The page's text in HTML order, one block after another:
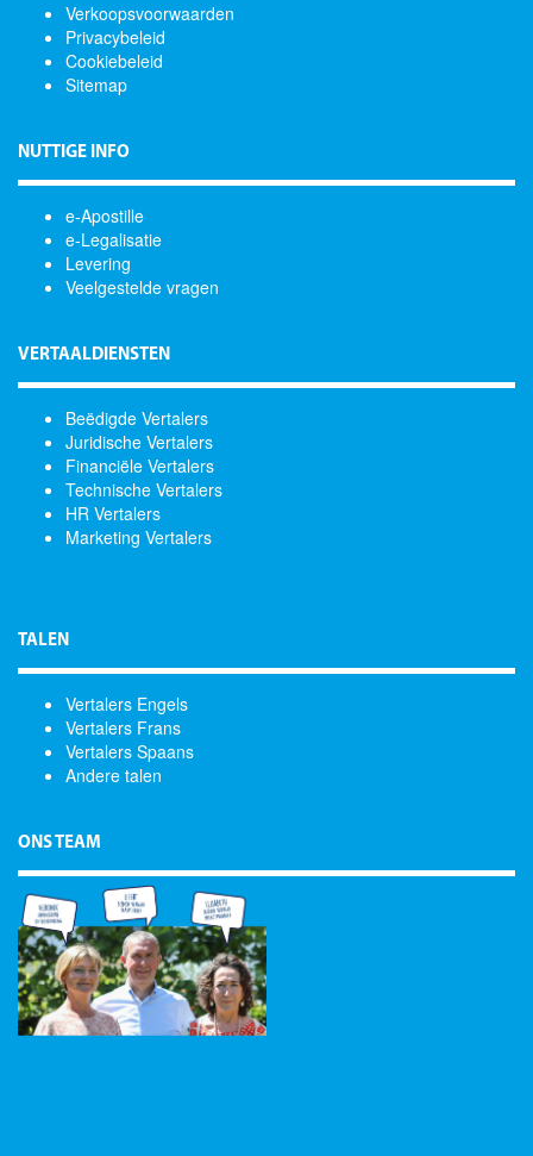
Verkoopsvoorwaarden
Privacybeleid
Cookiebeleid
Sitemap
NUTTIGE INFO
e-Apostille
e-Legalisatie
Levering
Veelgestelde vragen
VERTAALDIENSTEN
Beëdigde Vertalers
Juridische Vertalers
Financiële Vertalers
Technische Vertalers
HR Vertalers
Marketing Vertalers
TALEN
Vertalers Engels
Vertalers Frans
Vertalers Spaans
Andere talen
ONS TEAM